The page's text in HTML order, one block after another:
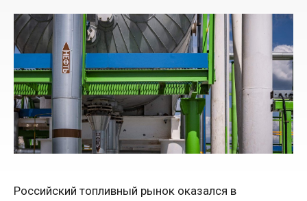
Российский топливный рынок оказался в